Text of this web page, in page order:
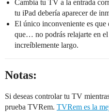
Cambia tu TV a la entrada
tu iPad debería aparecer de
El único inconveniente es que
que… no podrás relajarte en el
increíblemente largo.
Notas:
Si deseas controlar tu TV
prueba TVRem. TVRem es la